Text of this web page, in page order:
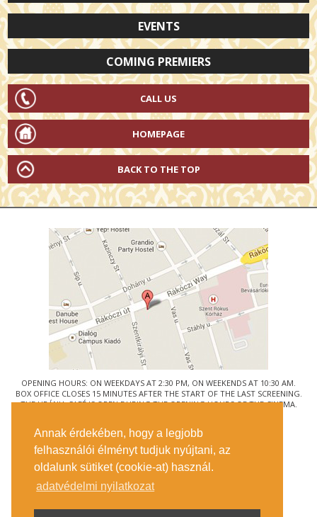
Annak érdekében, hogy a legjobb
felhasználói élményt tudjuk nyújtani, az
oldalunk sütiket (cookie-at) használ.
adatvédelmi nyilatkozat
EVENTS
COMING PREMIERS
CALL US
HOMEPAGE
BACK TO THE TOP
OPENING HOURS: ON WEEKDAYS AT 2:30 PM, ON WEEKENDS AT 10:30 AM.
BOX OFFICE CLOSES 15 MINUTES AFTER THE START OF THE LAST SCREENING.
THE URÁNIA CAFÉ IS OPEN DURING THE OPENING HOURS OF THE CINEMA.
1088 BUDAPEST, RÁKÓCZI ÚT 21.
GETTING HERE
TICKET INFO
CONTACT US
COMPANY DETAILS